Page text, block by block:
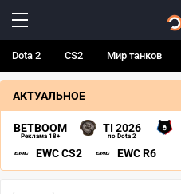
Dota 2 CS2 Мир танков
АКТУАЛЬНОЕ
BETBOOM
Реклама 18+
TI 2026
по Dota 2
EWC CS2 EWC R6